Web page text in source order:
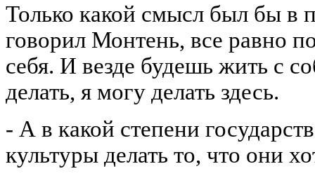
Только какой смысл был бы в
говорил Монтень, все равно
себя. И везде будешь жить с
делать, я могу делать здесь.
- А в какой степени
культуры делать то, что они